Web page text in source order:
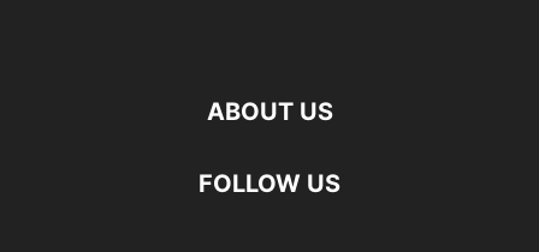
ABOUT US
FOLLOW US